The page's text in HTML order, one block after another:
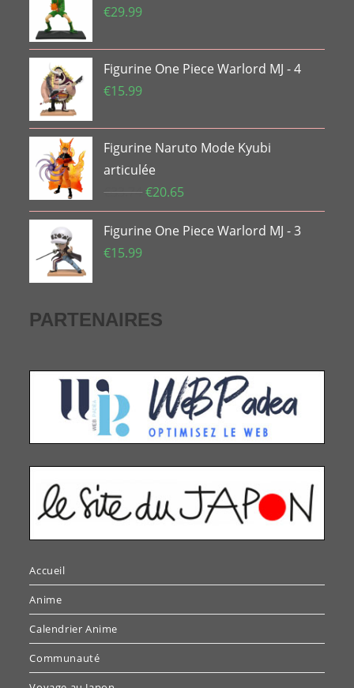
€29.99
Figurine One Piece Warlord MJ - 4
€15.99
Figurine Naruto Mode Kyubi
articulée
€33.74 Le
prix
initial
€20.65
prix
actuel
Figurine One Piece Warlord MJ - 3
€15.99
PARTENAIRES
Accueil
Anime
Calendrier Anime
Communauté